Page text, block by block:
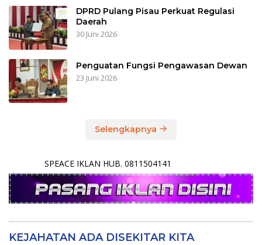
DPRD Pulang Pisau Perkuat Regulasi
Daerah
30 Juni 2026
Penguatan Fungsi Pengawasan Dewan
23 Juni 2026
Selengkapnya
SPEACE IKLAN HUB. 0811504141
KEJAHATAN ADA DISEKITAR KITA